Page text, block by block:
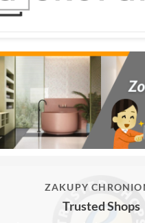
ZAKUPY
Trusted Shops